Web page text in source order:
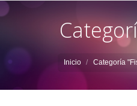
Inicio Categoría